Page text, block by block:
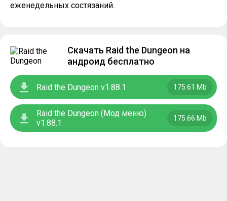
еженедельных состязаний.
Скачать Raid the Dungeon на
андроид бесплатно
Raid the Dungeon v1.88.1 175.61 Mb
Raid the Dungeon (Мод меню)
v1.88.1
175.66 Mb